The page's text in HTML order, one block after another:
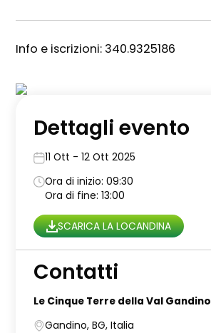
Info e iscrizioni: 340.9325186
Dettagli evento
11 Ott - 12 Ott 2025
Ora di inizio: 09:30
Ora di fine: 13:00
SCARICA LA LOCANDINA
Contatti
Le Cinque Terre della Val Gandino
Gandino, BG, Italia